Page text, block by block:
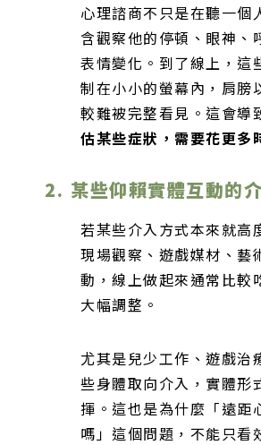
心理諮商不只是在聽一個
含觀察他的停頓、眼神、
表情變化。到了線上，這
制在小小的螢幕內，肩膀
較難被完整看見。這會導
估某些症狀，需要花更多
2. 某些仰賴實體互動的
若某些介入方式本來就高
現場觀察、遊戲媒材、藝
動，線上做起來通常比較
大幅調整。
尤其是兒少工作、遊戲治
些身體取向介入，實體形
揮。這也是為什麼「遠距
嗎」這個問題，不能只看